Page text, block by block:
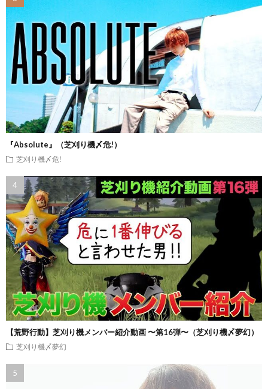
『Absolute』（芝刈り機〆危!）
芝刈り機〆危!
【荒野行動】芝刈り機メンバー紹介動画 〜第16弾〜（芝刈り機〆夢幻）
芝刈り機〆夢幻